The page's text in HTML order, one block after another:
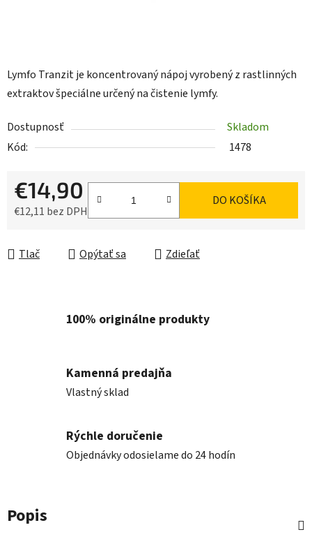
Lymfo Tranzit je koncentrovaný nápoj vyrobený z rastlinných
extraktov špeciálne určený na čistenie lymfy.
Dostupnosť
Skladom
Kód:
1478
€14,90
€12,11 bez DPH
DO KOŠÍKA
Tlač Opýtať sa Zdieľať
100% originálne produkty
Kamenná predajňa
Vlastný sklad
Rýchle doručenie
Objednávky odosielame do 24 hodín
Popis